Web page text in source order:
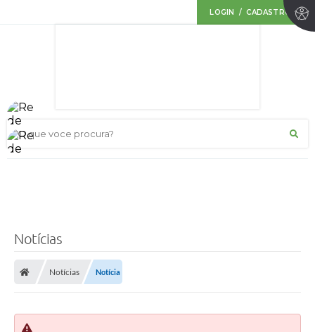
LOGIN / CADASTRO
O que voce procura?
Notícias
Notícias Notícia